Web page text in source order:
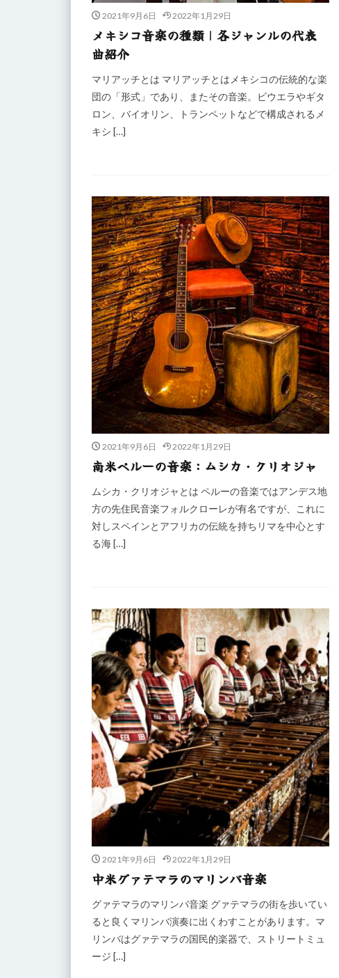
2021年9月6日 2022年1月29日
メキシコ音楽の種類｜各ジャンルの代表
曲紹介
マリアッチとは マリアッチとはメキシコの伝統的な楽
団の「形式」であり、またその音楽。ビウエラやギタ
ロン、バイオリン、トランペットなどで構成されるメ
キシ […]
2021年9月6日 2022年1月29日
南米ペルーの音楽：ムシカ・クリオジャ
ムシカ・クリオジャとは ペルーの音楽ではアンデス地
方の先住民音楽フォルクローレが有名ですが、これに
対しスペインとアフリカの伝統を持ちリマを中心とす
る海 […]
2021年9月6日 2022年1月29日
中米グァテマラのマリンバ音楽
グァテマラのマリンバ音楽 グァテマラの街を歩いてい
ると良くマリンバ演奏に出くわすことがあります。マ
リンバはグァテマラの国民的楽器で、ストリートミュ
ージ […]